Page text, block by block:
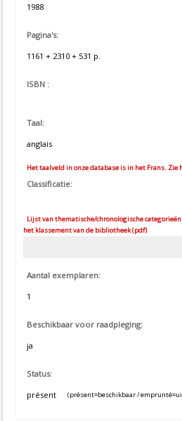
1988
Pagina's:
1161 + 2310 + 531 p.
ISBN :
Taal:
anglais
Het taalveld in onze database is in het Frans.
Classificatie:
Lijst van thematische/chronologische
het klassement van de bibliotheek (pdf)
Aantal exemplaren:
1
Beschikbaar voor raadpleging:
ja
Status:
présent
(présent=beschikbaar /